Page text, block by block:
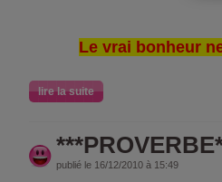
Le vrai bonheur
lire la suite
publié le 16/12/2010 à 15:49